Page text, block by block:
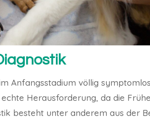
Anfangsstadium völlig
Herausforderung, da die
besteht unter anderem aus der